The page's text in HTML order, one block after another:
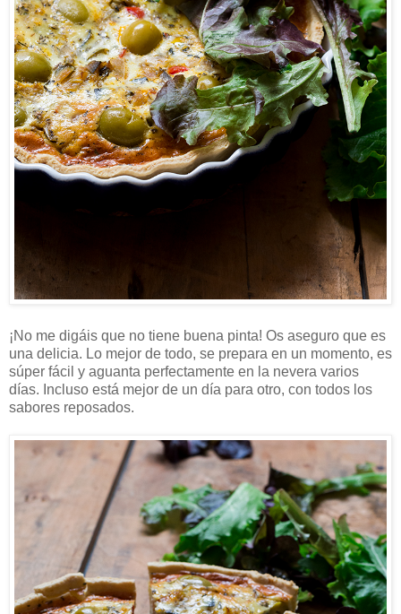
¡No me digáis que no tiene buena pinta! Os aseguro que es
una delicia. Lo mejor de todo, se prepara en un momento, es
súper fácil y aguanta perfectamente en la nevera varios
días. Incluso está mejor de un día para otro, con todos los
sabores reposados.